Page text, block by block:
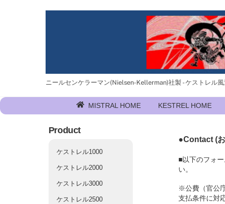
ニールセンケラーマン(Nielsen-Kellerman)社製 - ケストレル
MISTRAL HOME KESTREL HOME
Product
ケストレル1000
ケストレル2000
ケストレル3000
ケストレル2500
●Contact (
■以下のフォ
い。
※公費（官公
支払条件に対